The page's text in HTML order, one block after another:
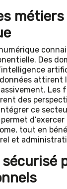
Des
attirent
Les
des
ce
tout en
et